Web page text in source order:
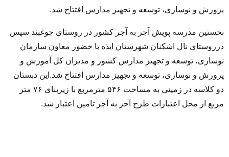
پرورش و نوسازی، توسعه و تجهیز مدارس افتتاح شد.
نخستین مدرسه پویش آجر به آجر کشور در روستای جوغبند سپس
درروستای نال اشکنان شهرستان ایذه با حضور معاون سازمان
نوسازی، توسعه و تجهیز مدارس کشور و مدیران کل آموزش و
پرورش و نوسازی، توسعه و تجهیز مدارس افتتاح شد.این دبستان
دو کلاسه در زمینی به مساحت ۵۴۶ مترمربع با زیربنای ۷۶ متر
مربع از محل اعتبارات طرح آجر به آجر تامین اعتبار شد.